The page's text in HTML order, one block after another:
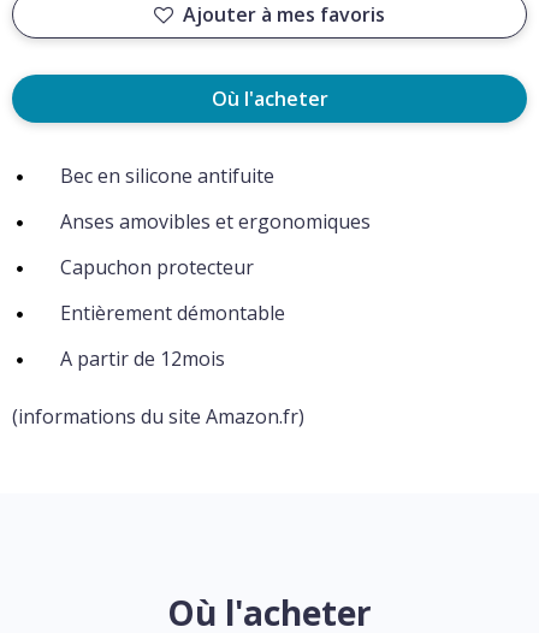
Ajouter à mes favoris
Où l'acheter
Bec en silicone antifuite
Anses amovibles et ergonomiques
Capuchon protecteur
Entièrement démontable
A partir de 12mois
(informations du site Amazon.fr)
Où l'acheter